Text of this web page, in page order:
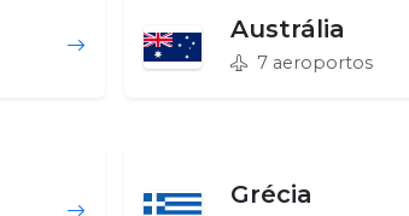
Austrália
7 aeroportos
Grécia